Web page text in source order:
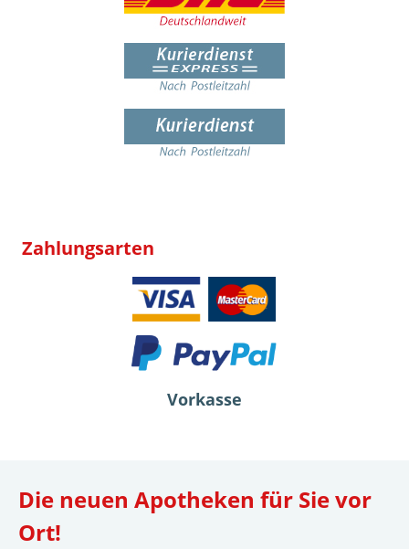
Zahlungsarten
Vorkasse
Die neuen Apotheken für Sie vor
Ort!